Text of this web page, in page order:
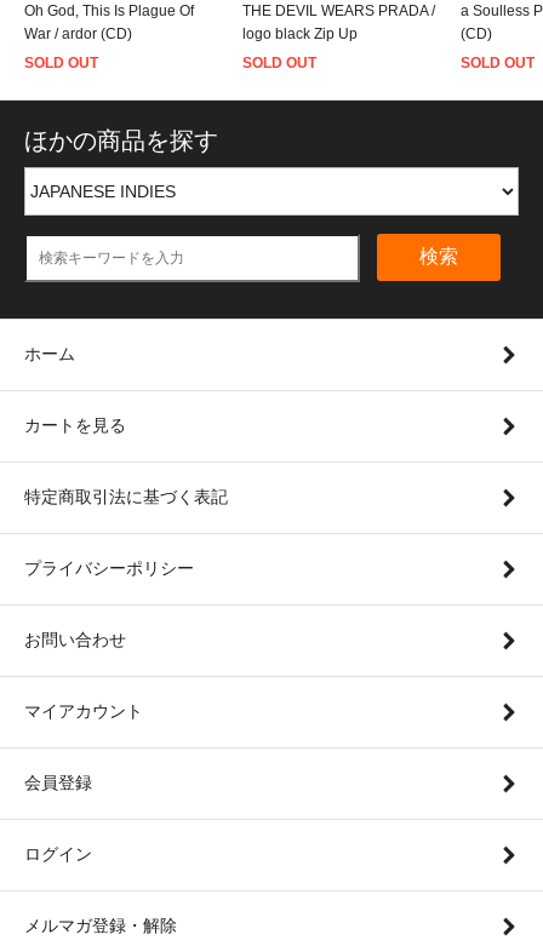
Oh God, This Is Plague Of
War / ardor (CD)
SOLD OUT
THE DEVIL WEARS PRADA /
logo black Zip Up
SOLD OUT
a Soulless
(CD)
SOLD OUT
ほかの商品を探す
検索
ホーム
カートを見る
特定商取引法に基づく表記
プライバシーポリシー
お問い合わせ
マイアカウント
会員登録
ログイン
メルマガ登録・解除